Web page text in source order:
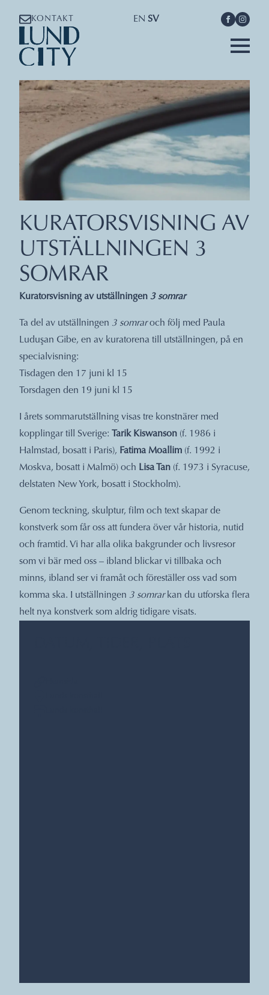
KONTAKT EN SV
KURATORSVISNING AV
UTSTÄLLNINGEN 3
SOMRAR
Kuratorsvisning av utställningen 3 somrar
Ta del av utställningen 3 somraroch följ med Paula
Luduşan Gibe, en av kuratorena till utställningen, på en
specialvisning:
Tisdagen den 17 juni kl 15
Torsdagen den 19 juni kl 15
I årets sommarutställning visas tre konstnärer med
kopplingar till Sverige:
Tarik Kiswanson (f. 1986 i
Halmstad, bosatt i Paris), Fatima Moallim (f. 1992 i
Moskva, bosatt i Malmö) och Lisa Tan (f. 1973 i Syracuse,
delstaten New York, bosatt i Stockholm).
Genom teckning, skulptur, film och text skapar de
konstverk som får oss att fundera över vår historia, nutid
och framtid. Vi har alla olika bakgrunder och livsresor
som vi bär med oss – ibland blickar vi tillbaka och
minns, ibland ser vi framåt och föreställer oss vad som
komma ska. I utställningen 3 somrarkan du utforska flera
helt nya konstverk som aldrig tidigare visats.